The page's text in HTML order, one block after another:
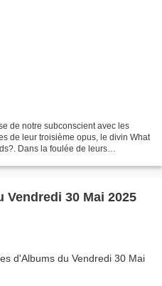
de notre subconscient avec les
de leur troisième opus, le divin What
Dans la foulée de leurs
30 Mai 2025